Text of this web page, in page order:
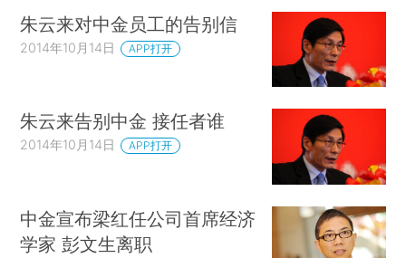
朱云来对中金员工的告别信
2014年10月14日 APP打开
朱云来告别中金 接任者谁
2014年10月14日 APP打开
中金宣布梁红任公司首席经济
学家 彭文生离职